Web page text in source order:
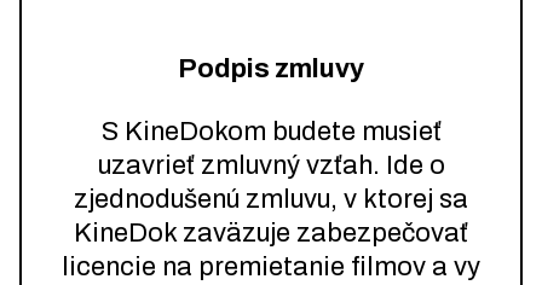
Podpis zmluvy
S KineDokom budete musieť
uzavrieť zmluvný vzťah. Ide o
zjednodušenú zmluvu, v ktorej sa
KineDok zaväzuje zabezpečovať
licencie na premietanie filmov a vy